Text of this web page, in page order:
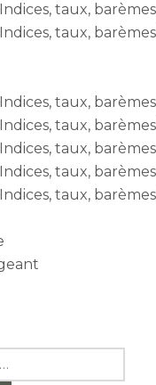
taux,
taux,
taux,
taux,
taux,
taux,
taux,